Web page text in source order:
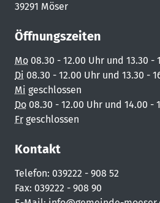
39291 Möser
Öffnungszeiten
Mo 08.30 - 12.00 Uhr und 13.30 -
Di 08.30 - 12.00 Uhr und 13.30 -
Mi geschlossen
Do 08.30 - 12.00 Uhr und 14.00 -
Fr geschlossen
Kontakt
Telefon: 039222 - 908 52
Fax: 039222 - 908 90